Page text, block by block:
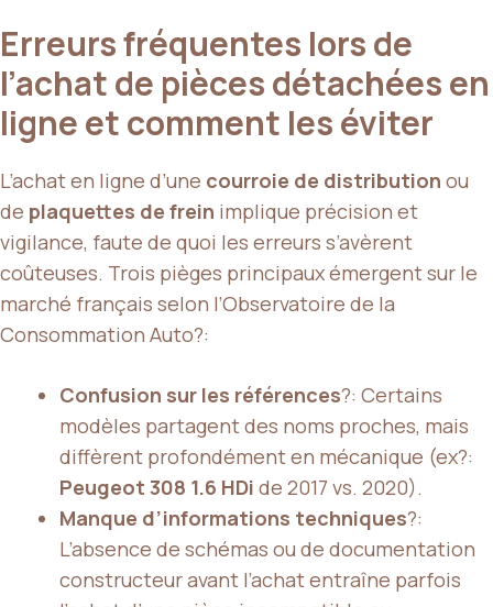
Erreurs fréquentes lors de
l’achat de pièces détachées en
ligne et comment les éviter
L’achat en ligne d’une courroie de distribution ou
de plaquettes de frein implique précision et
vigilance, faute de quoi les erreurs s’avèrent
coûteuses. Trois pièges principaux émergent sur le
marché français selon l’Observatoire de la
Consommation Auto?:
Confusion sur les références?: Certains
modèles partagent des noms proches, mais
diffèrent profondément en mécanique (ex?:
Peugeot 308 1.6 HDi de 2017 vs. 2020).
Manque d’informations techniques?:
L’absence de schémas ou de documentation
constructeur avant l’achat entraîne parfois